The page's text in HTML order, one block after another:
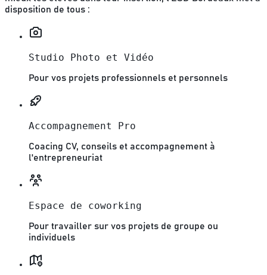
disposition de tous :
Studio Photo et Vidéo
Pour vos projets professionnels et personnels
Accompagnement Pro
Coacing CV, conseils et accompagnement à
l'entrepreneuriat
Espace de coworking
Pour travailler sur vos projets de groupe ou
individuels